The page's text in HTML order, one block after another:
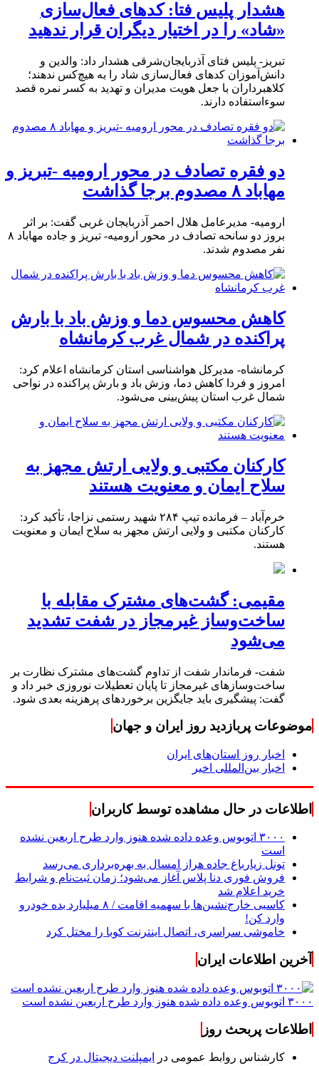
هشدار پلیس فتا: کدهای فعال‌سازی
«شاد» را در اختیار دیگران قرار ندهید
تبریز- پلیس فتای آذربایجان‌شرقی هشدار داد: والدین و
دانش‌آموزان کدهای فعال‌سازی شاد را به هیچ‌کس ندهند؛
کلاهبرداران با جعل هویت مدیران و تهدید به کسر نمره قصد
سوءاستفاده دارند.
دو فقره تصادف در محور ارومیه -تبریز و
مهاباد ۸ مصدوم برجا گذاشت
ارومیه- مدیرعامل هلال احمر آذربایجان غربی گفت: بر اثر
بروز دو سانحه تصادف در محور ارومیه- تبریز و جاده مهاباد ۸
نفر مصدوم شدند.
کاهش محسوس دما و وزش باد با بارش
پراکنده در شمال غرب کرمانشاه
کرمانشاه- مدیرکل هواشناسی استان کرمانشاه اعلام کرد:
امروز و فردا کاهش دما، وزش باد و بارش پراکنده در نواحی
شمال غرب استان پیش‌بینی می‌شود.
کارکنان مکتبی و ولایی ارتش مجهز به
سلاح ایمان و معنویت هستند
خرم‌آباد – فرمانده تیپ ۲۸۴ شهید رستمی نزاجا، تأکید کرد:
کارکنان مکتبی و ولایی ارتش مجهز به سلاح ایمان و معنویت
هستند.
مقیمی: گشت‌های مشترک مقابله با
ساخت‌وساز غیرمجاز در شفت تشدید
می‌شود
شفت- فرماندار شفت از تداوم گشت‌های مشترک نظارت بر
ساخت‌وسازهای غیرمجاز تا پایان تعطیلات نوروزی خبر داد و
گفت: پیشگیری باید جایگزین برخوردهای پرهزینه بعدی شود.
موضوعات پربازدید روز ایران و جهان
اخبار روز استان‌های ایران
اخبار بین‌المللی اخیر
اطلاعات در حال مشاهده توسط کاربران
۳۰۰۰ اتوبوس وعده داده شده هنوز وارد طرح اربعین نشده
است
تونل زیارباغ جاده هراز امسال به بهره‌برداری می‌رسد
فروش فوری دنا پلاس آغاز می‌شود؛ زمان ثبت‌نام و شرایط
خرید اعلام شد
کاسبی خارج‌نشین‌ها با سهمیه اقامت / ۸ میلیارد بده خودرو
وارد کن!
خاموشی سراسری، اتصال اینترنت کوبا را مختل کرد
آخرین اطلاعات ایران
۳۰۰۰ اتوبوس وعده داده شده هنوز وارد طرح اربعین نشده است
اطلاعات پربحث روز
کارشناس روابط عمومی در
ایمپلنت دیجیتال در کرج